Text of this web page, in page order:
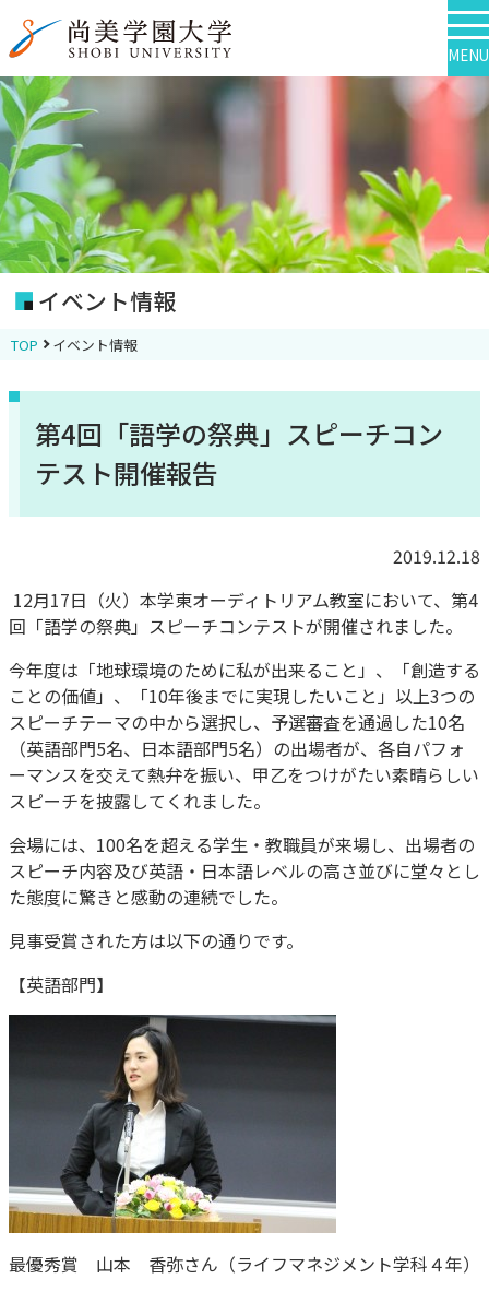
MENU
イベント情報
TOP イベント情報
第4回「語学の祭典」スピーチコン
テスト開催報告
2019.12.18
12月17日（火）本学東オーディトリアム教室において、第4
回「語学の祭典」スピーチコンテストが開催されました。
今年度は「地球環境のために私が出来ること」、「創造する
ことの価値」、「10年後までに実現したいこと」以上3つの
スピーチテーマの中から選択し、予選審査を通過した10名
（英語部門5名、日本語部門5名）の出場者が、各自パフォ
ーマンスを交えて熱弁を振い、甲乙をつけがたい素晴らしい
スピーチを披露してくれました。
会場には、100名を超える学生・教職員が来場し、出場者の
スピーチ内容及び英語・日本語レベルの高さ並びに堂々とし
た態度に驚きと感動の連続でした。
見事受賞された方は以下の通りです。
【英語部門】
最優秀賞 山本 香弥さん（ライフマネジメント学科４年）